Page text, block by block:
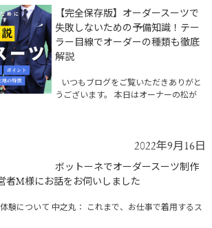
【完全保存版】オーダースーツで
失敗しないための予備知識！テー
ラー目線でオーダーの種類も徹底
解説
いつもブログをご覧いただきありがと
うございます。 本日はオーナーの松が
2022年9月16日
ボットーネでオーダースーツ制作
者M様にお話をお伺いしました
験について 中之丸： これまで、お仕事で着用するス